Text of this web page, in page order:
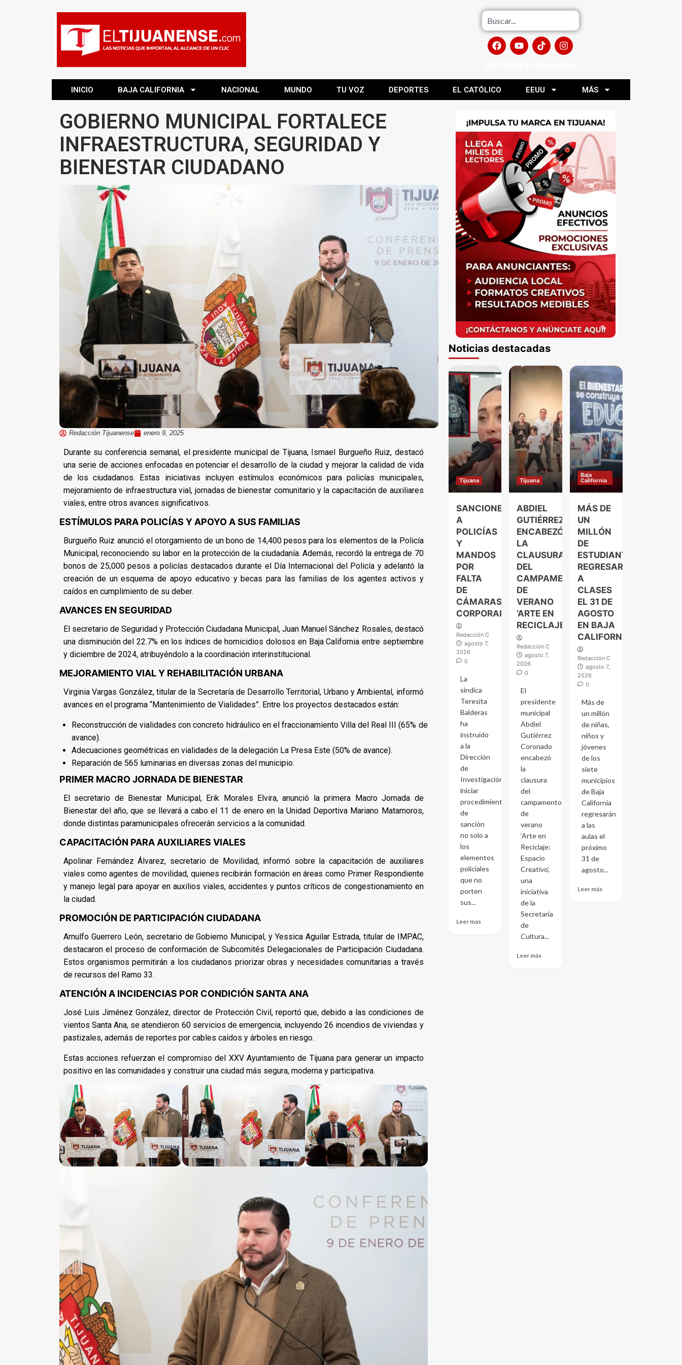
INICIO BAJA CALIFORNIA NACIONAL MUNDO TU VOZ DEPORTES EL CATÓLICO EEUU MÁS
GOBIERNO MUNICIPAL FORTALECE
INFRAESTRUCTURA, SEGURIDAD Y
BIENESTAR CIUDADANO
Redacción Tijuanense enero 9, 2025
Durante su conferencia semanal, el presidente municipal de Tijuana, Ismael Burgueño Ruiz, destacó
una serie de acciones enfocadas en potenciar el desarrollo de la ciudad y mejorar la calidad de vida
de los ciudadanos. Estas iniciativas incluyen estímulos económicos para policías municipales,
mejoramiento de infraestructura vial, jornadas de bienestar comunitario y la capacitación de auxiliares
viales, entre otros avances significativos.
ESTÍMULOS PARA POLICÍAS Y APOYO A SUS FAMILIAS
Burgueño Ruiz anunció el otorgamiento de un bono de 14,400 pesos para los elementos de la Policía
Municipal, reconociendo su labor en la protección de la ciudadanía. Además, recordó la entrega de 70
bonos de 25,000 pesos a policías destacados durante el Día Internacional del Policía y adelantó la
creación de un esquema de apoyo educativo y becas para las familias de los agentes activos y
caídos en cumplimiento de su deber.
AVANCES EN SEGURIDAD
El secretario de Seguridad y Protección Ciudadana Municipal, Juan Manuel Sánchez Rosales, destacó
una disminución del 22.7% en los índices de homicidios dolosos en Baja California entre septiembre
y diciembre de 2024, atribuyéndolo a la coordinación interinstitucional.
MEJORAMIENTO VIAL Y REHABILITACIÓN URBANA
Virginia Vargas González, titular de la Secretaría de Desarrollo Territorial, Urbano y Ambiental, informó
avances en el programa “Mantenimiento de Vialidades”. Entre los proyectos destacados están:
Reconstrucción de vialidades con concreto hidráulico en el fraccionamiento Villa del Real III (65% de
avance).
Adecuaciones geométricas en vialidades de la delegación La Presa Este (50% de avance).
Reparación de 565 luminarias en diversas zonas del municipio.
PRIMER MACRO JORNADA DE BIENESTAR
El secretario de Bienestar Municipal, Erik Morales Elvira, anunció la primera Macro Jornada de
Bienestar del año, que se llevará a cabo el 11 de enero en la Unidad Deportiva Mariano Matamoros,
donde distintas paramunicipales ofrecerán servicios a la comunidad.
CAPACITACIÓN PARA AUXILIARES VIALES
Apolinar Fernández Álvarez, secretario de Movilidad, informó sobre la capacitación de auxiliares
viales como agentes de movilidad, quienes recibirán formación en áreas como Primer Respondiente
y manejo legal para apoyar en auxilios viales, accidentes y puntos críticos de congestionamiento en
la ciudad.
PROMOCIÓN DE PARTICIPACIÓN CIUDADANA
Arnulfo Guerrero León, secretario de Gobierno Municipal, y Yessica Aguilar Estrada, titular de IMPAC,
destacaron el proceso de conformación de Subcomités Delegacionales de Participación Ciudadana.
Estos organismos permitirán a los ciudadanos priorizar obras y necesidades comunitarias a través
de recursos del Ramo 33.
ATENCIÓN A INCIDENCIAS POR CONDICIÓN SANTA ANA
José Luis Jiménez González, director de Protección Civil, reportó que, debido a las condiciones de
vientos Santa Ana, se atendieron 60 servicios de emergencia, incluyendo 26 incendios de viviendas y
pastizales, además de reportes por cables caídos y árboles en riesgo.
Estas acciones refuerzan el compromiso del XXV Ayuntamiento de Tijuana para generar un impacto
positivo en las comunidades y construir una ciudad más segura, moderna y participativa.
Noticias destacadas
Tijuana
SANCIONES
A
POLICÍAS
Y
MANDOS
POR
FALTA
DE
CÁMARAS
CORPORALES
Redacción C
agosto 7,
2026
0
La
síndica
Teresita
Balderas
ha
instruido
a la
Dirección
de
Investigación
iniciar
procedimientos
de
sanción
no solo a
los
elementos
policiales
que no
porten
sus...
Leer más
Tijuana
ABDIEL
GUTIÉRREZ
ENCABEZÓ
LA
CLAUSURA
DEL
CAMPAMENTO
DE
VERANO
‘ARTE EN
RECICLAJE’
Redacción C
agosto 7,
2026
0
El
presidente
municipal
Abdiel
Gutiérrez
Coronado
encabezó
la
clausura
del
campamento
de
verano
‘Arte en
Reciclaje:
Espacio
Creativo’,
una
iniciativa
de la
Secretaría
de
Cultura...
Leer más
Baja
California
MÁS DE
UN
MILLÓN
DE
ESTUDIANTES
REGRESARÁN
A
CLASES
EL 31 DE
AGOSTO
EN BAJA
CALIFORNIA
Redacción C
agosto 7,
2026
0
Más de
un millón
de niñas,
niños y
jóvenes
de los
siete
municipios
de Baja
California
regresarán
a las
aulas el
próximo
31 de
agosto...
Leer más